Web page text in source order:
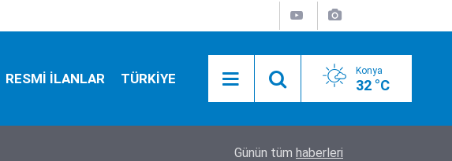
RESMİ İLANLAR TÜRKİYE Konya
32 °C
Başkan Özgökçen, Pekyatırmacı Selçuklu'nun
Günün tüm haberleri